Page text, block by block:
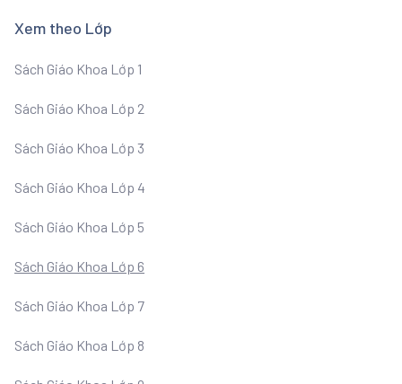
Xem theo Lớp
Sách Giáo Khoa Lớp 1
Sách Giáo Khoa Lớp 2
Sách Giáo Khoa Lớp 3
Sách Giáo Khoa Lớp 4
Sách Giáo Khoa Lớp 5
Sách Giáo Khoa Lớp 6
Sách Giáo Khoa Lớp 7
Sách Giáo Khoa Lớp 8